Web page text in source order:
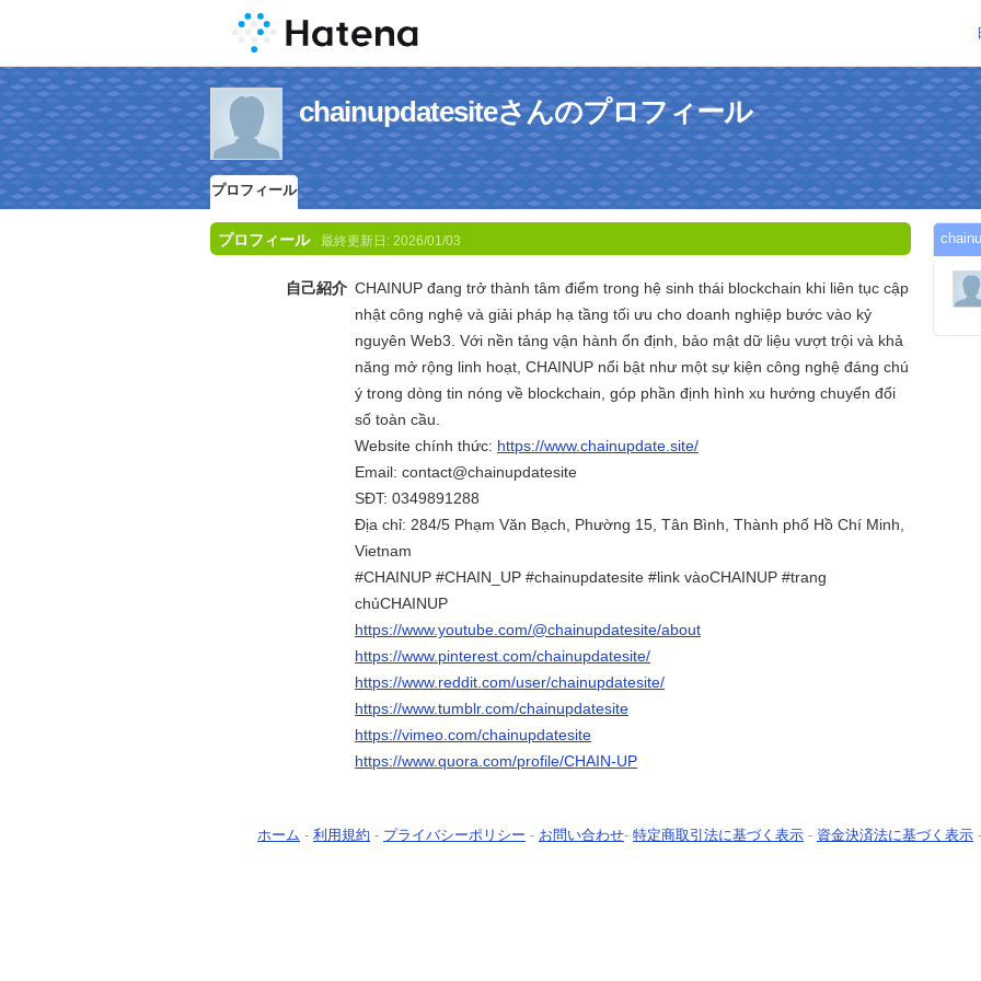
chainupdatesiteさんのプロフィール
プロフィール
プロフィール 最終更新日: 2026/01/03
自己紹介 CHAINUP đang trở thành tâm điểm trong hệ sinh thái blockchain khi liên tục cập
nhật công nghệ và giải pháp hạ tầng tối ưu cho doanh nghiệp bước vào kỷ
nguyên Web3. Với nền tảng vận hành ổn định, bảo mật dữ liệu vượt trội và khả
năng mở rộng linh hoạt, CHAINUP nổi bật như một sự kiện công nghệ đáng chú
ý trong dòng tin nóng về blockchain, góp phần định hình xu hướng chuyển đổi
số toàn cầu.
Website chính thức: https://www.chainupdate.site/
Email: contact@chainupdatesite
SĐT: 0349891288
Địa chỉ: 284/5 Phạm Văn Bạch, Phường 15, Tân Bình, Thành phố Hồ Chí Minh,
Vietnam
#CHAINUP #CHAIN_UP #chainupdatesite #link vàoCHAINUP #trang
chủCHAINUP
https://www.youtube.com/@chainupdatesite/about
https://www.pinterest.com/chainupdatesite/
https://www.reddit.com/user/chainupdatesite/
https://www.tumblr.com/chainupdatesite
https://vimeo.com/chainupdatesite
https://www.quora.com/profile/CHAIN-UP
ホーム - 利用規約 - プライバシーポリシー - お問い合わせ- 特定商取引法に基づく表示 - 資金決済法に基づく表示 -